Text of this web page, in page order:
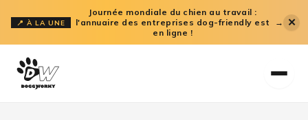
au
contenu
📍 À LA UNE
Journée mondiale du chien au travail :
l'annuaire des entreprises dog-friendly est
en ligne !
→ ✕